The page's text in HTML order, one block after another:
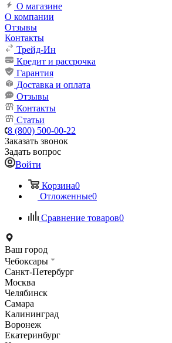
О магазине
О компании
Отзывы
Контакты
Трейд-Ин
Кредит и рассрочка
Гарантия
Доставка и оплата
Отзывы
Контакты
Статьи
8 (800) 500-00-22
Заказать звонок
Задать вопрос
Войти
Корзина0
Отложенные0
Сравнение товаров0
Ваш город
Чебоксары
Санкт-Петербург
Москва
Челябинск
Самара
Калининград
Воронеж
Екатеринбург